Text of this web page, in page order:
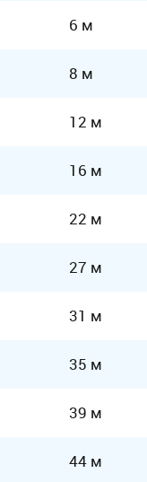
6 м
8 м
12 м
16 м
22 м
27 м
31 м
35 м
39 м
44 м